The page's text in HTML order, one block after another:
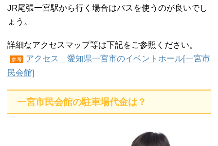
JR尾張一宮駅から行く場合はバスを使うのが良いでし
ょう。
詳細なアクセスマップ等は下記をご参照ください。
参考
アクセス｜愛知県一宮市のイベントホール[一宮市
民会館]
一宮市民会館の駐車場代金は？